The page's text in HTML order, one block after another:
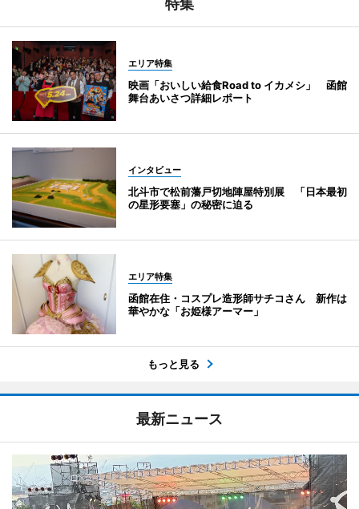
エリア特集
映画「おいしい給食Road to イカメシ」 函館
舞台あいさつ詳細レポート
インタビュー
北斗市で松前藩戸切地陣屋特別展 「日本最初
の星形要塞」の秘密に迫る
エリア特集
函館在住・コスプレ造形師サチコさん 新作は
華やかな「お姫様アーマー」
もっと見る
最新ニュース